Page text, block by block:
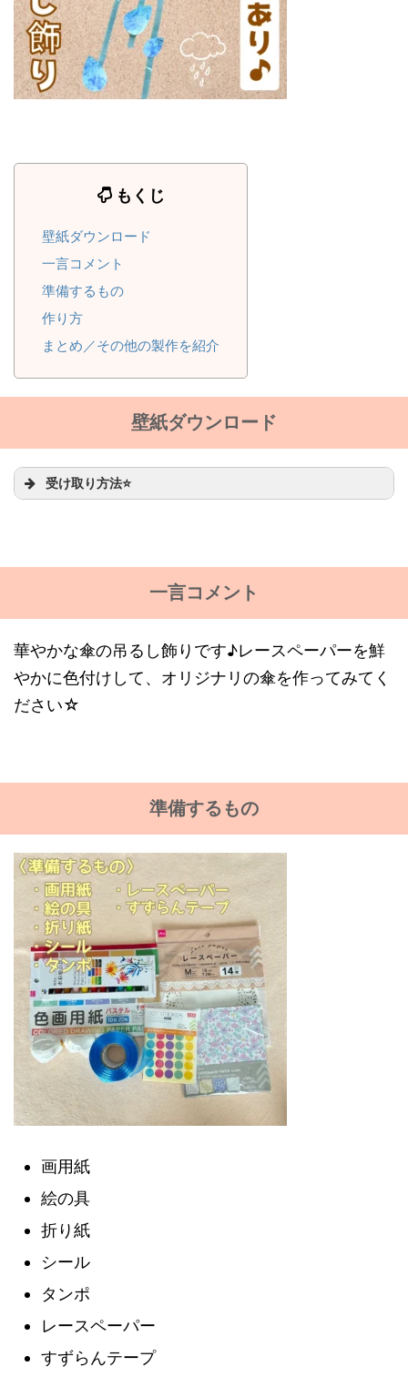
もくじ
壁紙ダウンロード
一言コメント
準備するもの
作り方
まとめ／その他の製作を紹介
壁紙ダウンロード
受け取り方法⭐
一言コメント
華やかな傘の吊るし飾りです♪レースペーパーを鮮
やかに色付けして、オリジナリの傘を作ってみてく
ださい☆
準備するもの
画用紙
絵の具
折り紙
シール
タンポ
レースペーパー
すずらんテープ